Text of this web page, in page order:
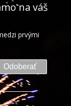
na váš
prvými
Odoberať